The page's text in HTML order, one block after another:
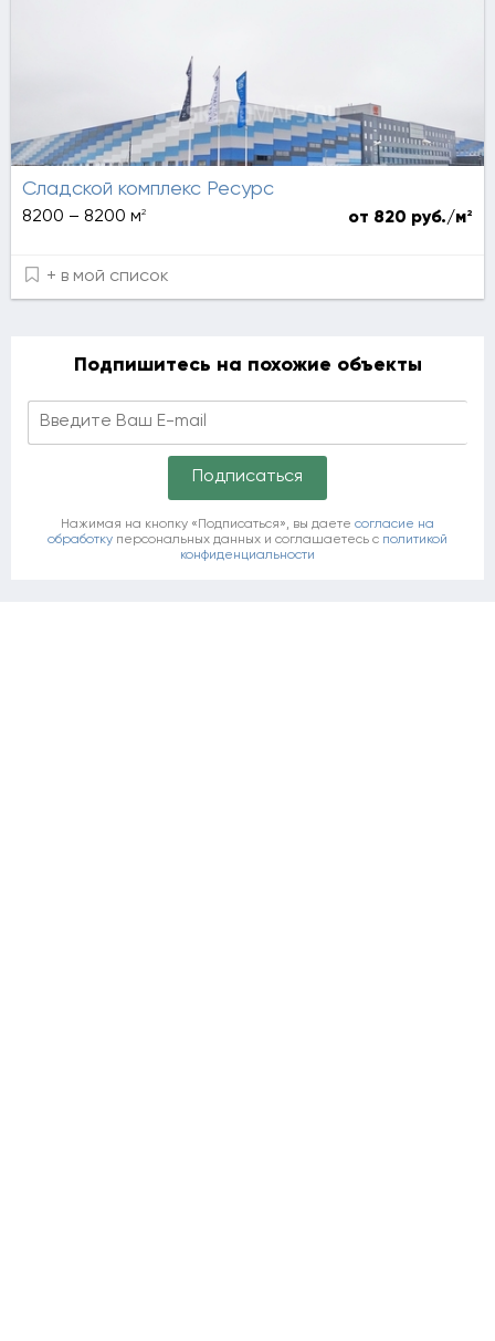
Сладской комплекс Ресурс
8200 – 8200 м2 от 820 руб./м2
+ в мой список
Подпишитесь на похожие объекты
Нажимая на кнопку «Подписаться», вы даете согласие на
обработку персональных данных и соглашаетесь c политикой
конфиденциальности